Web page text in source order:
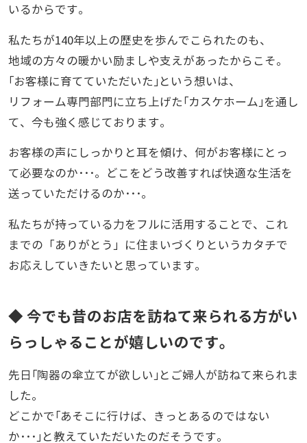
いるからです。
私たちが140年以上の歴史を歩んでこられたのも、
地域の方々の暖かい励ましや支えがあったからこそ。
｢お客様に育てていただいた｣という想いは、
リフォーム専門部門に立ち上げた｢カスケホーム｣を通し
て、今も強く感じております。
お客様の声にしっかりと耳を傾け、何がお客様にとっ
て必要なのか･･･。どこをどう改善すれば快適な生活を
送っていただけるのか･･･。
私たちが持っている力をフルに活用することで、これ
までの「ありがとう」に住まいづくりというカタチで
お応えしていきたいと思っています。
◆ 今でも昔のお店を訪ねて来られる方がい
らっしゃることが嬉しいのです。
先日｢陶器の傘立てが欲しい｣とご婦人が訪ねて来られま
した。
どこかで｢あそこに行けば、きっとあるのではない
か･･･｣と教えていただいたのだそうです。